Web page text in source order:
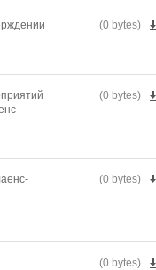
(0 bytes)
(0 bytes)
(0 bytes)
(0 bytes)